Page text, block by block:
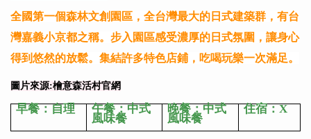
全國第一個森林文創園區，全台灣最大的日式建築群，有台
灣嘉義小京都之稱。步入園區感受濃厚的日式氛圍，讓身心
得到悠然的放鬆。集結許多特色店鋪，吃喝玩樂一次滿足。
圖片來源:檜意森活村官網
早餐：自理 午餐：中式
風味餐
晚餐：中式
風味餐
住宿：X